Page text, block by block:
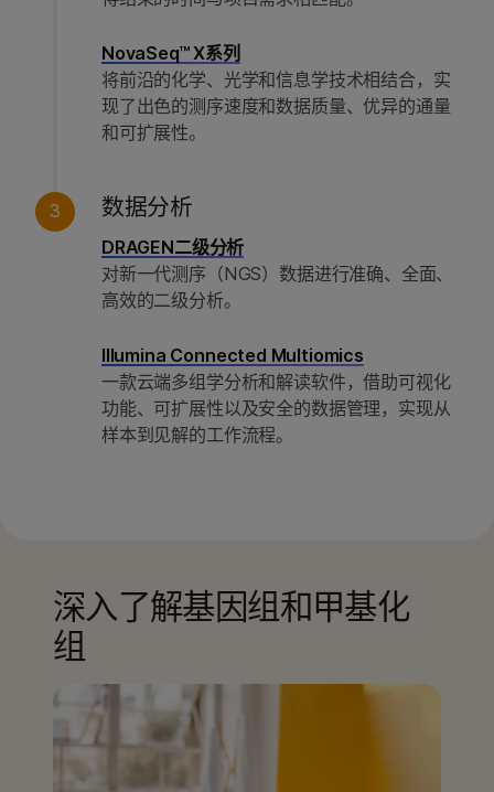
NovaSeq™ X系列
将前沿的化学、光学和信息学技术相结合，实
现了出色的测序速度和数据质量、优异的通量
和可扩展性。
3 数据分析
DRAGEN二级分析
对新一代测序（NGS）数据进行准确、全面、
高效的二级分析。
Illumina Connected Multiomics
一款云端多组学分析和解读软件，借助可视化
功能、可扩展性以及安全的数据管理，实现从
样本到见解的工作流程。
深入了解基因组和甲基化
组